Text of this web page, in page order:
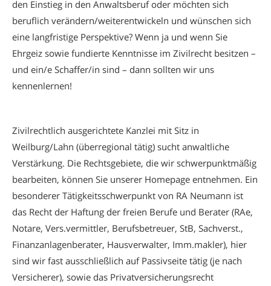
den Einstieg in den Anwaltsberuf oder möchten sich
beruflich verändern/weiterentwickeln und wünschen sich
eine langfristige Perspektive? Wenn ja und wenn Sie
Ehrgeiz sowie fundierte Kenntnisse im Zivilrecht besitzen –
und ein/e Schaffer/in sind – dann sollten wir uns
kennenlernen!
Zivilrechtlich ausgerichtete Kanzlei mit Sitz in
Weilburg/Lahn (überregional tätig) sucht anwaltliche
Verstärkung. Die Rechtsgebiete, die wir schwerpunktmäßig
bearbeiten, können Sie unserer Homepage entnehmen. Ein
besonderer Tätigkeitsschwerpunkt von RA Neumann ist
das Recht der Haftung der freien Berufe und Berater (RAe,
Notare, Vers.vermittler, Berufsbetreuer, StB, Sachverst.,
Finanzanlagenberater, Hausverwalter, Imm.makler), hier
sind wir fast ausschließlich auf Passivseite tätig (je nach
Versicherer), sowie das Privatversicherungsrecht